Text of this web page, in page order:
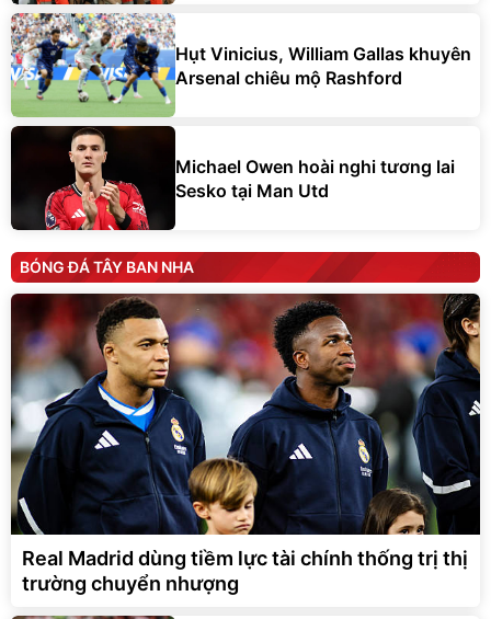
Hụt Vinicius, William Gallas khuyên
Arsenal chiêu mộ Rashford
Michael Owen hoài nghi tương lai
Sesko tại Man Utd
BÓNG ĐÁ TÂY BAN NHA
Real Madrid dùng tiềm lực tài chính thống trị thị
trường chuyển nhượng